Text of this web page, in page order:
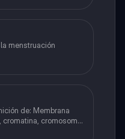
menstruación
cromatina, cromosoma